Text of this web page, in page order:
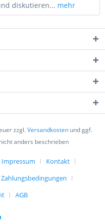
gelesen,
diskutieren... mehr
zzgl.Versandkosten und ggf.
anders beschrieben
Impressum
Kontakt
AGB